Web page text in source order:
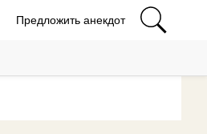
Предложить анекдот